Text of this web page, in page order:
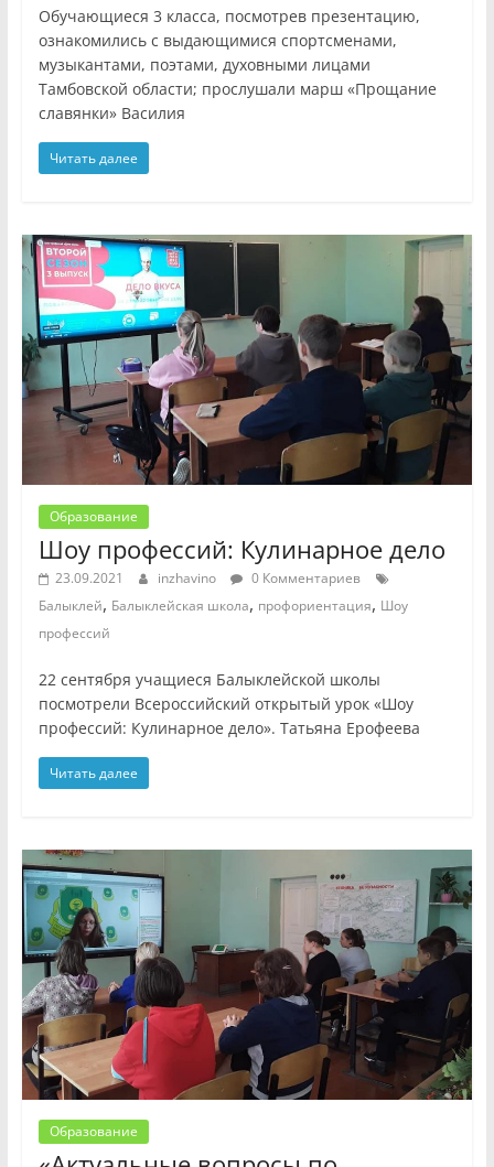
Обучающиеся 3 класса, посмотрев презентацию,
ознакомились с выдающимися спортсменами,
музыкантами, поэтами, духовными лицами
Тамбовской области; прослушали марш «Прощание
славянки» Василия
Читать далее
Образование
Шоу профессий: Кулинарное дело
23.09.2021 inzhavino
0 Комментариев
Балыклей, Балыклейская школа, профориентация, Шоу
профессий
22 сентября учащиеся Балыклейской школы
посмотрели Всероссийский открытый урок «Шоу
профессий: Кулинарное дело». Татьяна Ерофеева
Читать далее
Образование